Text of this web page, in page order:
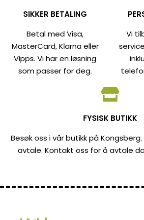
SIKKER BETALING
Betal med Visa,
MasterCard, Klarna eller
Vipps. Vi har en løsning
som passer for deg.
Vi
FYSISK BUTIKK
Besøk oss i vår butikk på
avtale. Kontakt oss for å avtale